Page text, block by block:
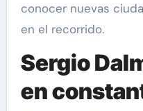
conocer nuevas
en el recorrido.
Sergio
en